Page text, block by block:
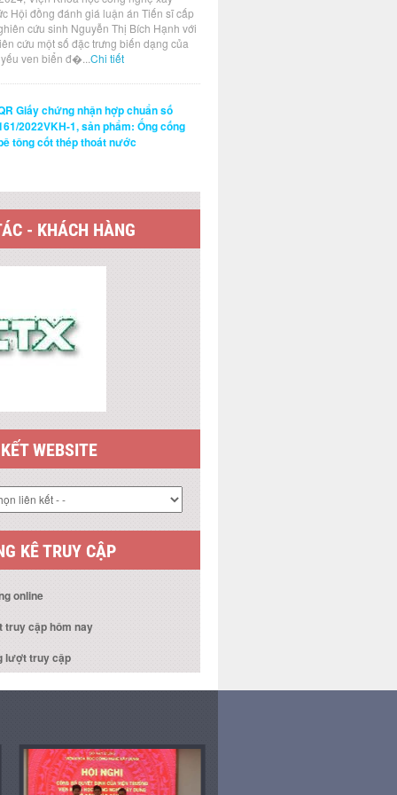
Hội đồng đánh giá luận án Tiến sĩ cấp
cứu sinh Nguyễn Thị Bích Hạnh với
cứu một số đặc trưng biến dạng của
ven biển đ�...Chi tiết
Giấy chứng nhận hợp chuẩn số
2022VKH-1, sản phẩm: Ống cống
tông cốt thép thoát nước
- KHÁCH HÀNG
WEBSITE
KÊ TRUY CẬP
online
truy cập hôm nay